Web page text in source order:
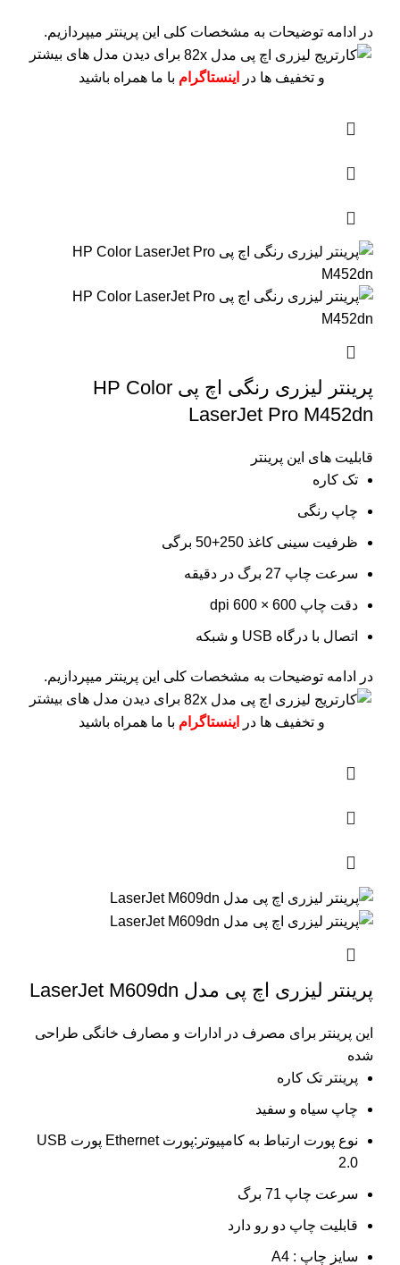
در ادامه توضیحات به مشخصات کلی این پرینتر میپردازیم.
برای دیدن مدل های بیشتر
و تخفیف ها در
اینستاگرام با ما همراه باشید
پرینتر لیزری رنگی اچ پی HP Color
LaserJet Pro M452dn
قابلیت های این پرینتر
تک کاره
چاپ رنگی
ظرفیت سینی کاغذ 250+50 برگی
سرعت چاپ 27 برگ در دقیقه
دقت چاپ 600 × 600 dpi
اتصال با درگاه USB و شبکه
در ادامه توضیحات به مشخصات کلی این پرینتر میپردازیم.
برای دیدن مدل های بیشتر
و تخفیف ها در
اینستاگرام با ما همراه باشید
پرینتر لیزری اچ پی مدل LaserJet M609dn
این پرینتر برای مصرف در ادارات و مصارف خانگی طراحی
شده
پرینتر تک کاره
چاپ سیاه و سفید
نوع پورت ارتباط به کامپیوتر:پورت Ethernet پورت USB
2.0
سرعت چاپ 71 برگ
قابلیت چاپ دو رو دارد
سایز چاپ : A4